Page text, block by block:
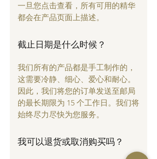
一旦您点击查看，所有可用的精华
都会在产品页面上描述。
截止日期是什么时候？
我们所有的产品都是手工制作的，
这需要冷静、细心、爱心和耐心。
因此，我们将您的订单发送至邮局
的最长期限为 15 个工作日。我们将
始终尽力尽快为您服务。
我可以退货或取消购买吗？